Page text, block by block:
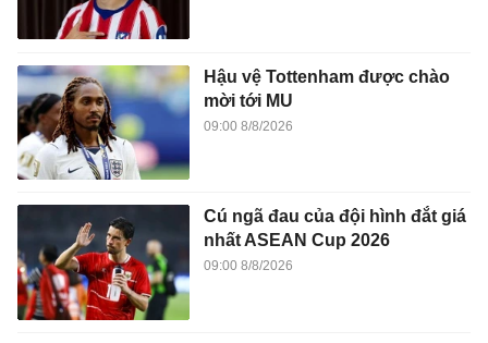
Hậu vệ Tottenham được chào
mời tới MU
09:00 8/8/2026
Cú ngã đau của đội hình đắt giá
nhất ASEAN Cup 2026
09:00 8/8/2026